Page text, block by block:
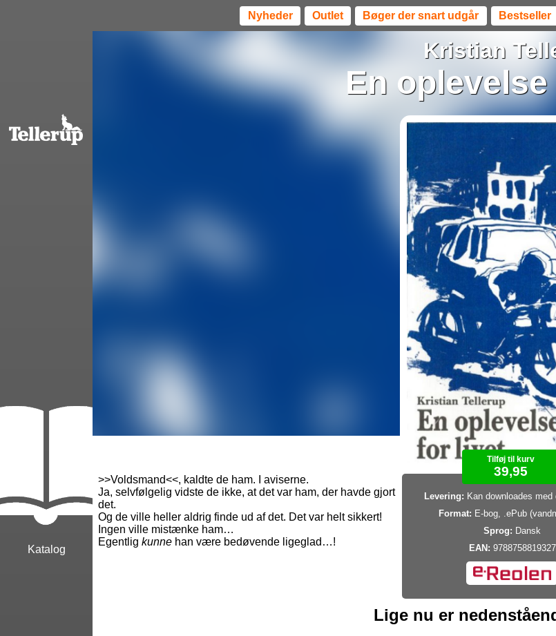
Nyheder Outlet Bøger der snart udgår Bestseller
Katalog
Kristian
En
Tilføj til kurv
39,95
Levering: Kan downloades
Format: E-bog, .ePub
Sprog: Dansk
EAN: 9788758819327
>>Voldsmand<<, kaldte de ham. I aviserne.
Ja, selvfølgelig vidste de ikke, at det var ham, der havde gjort
det.
Og de ville heller aldrig finde ud af det. Det var helt sikkert!
Ingen ville mistænke ham…
Egentlig kunnehan være bedøvende ligeglad…!
Lige nu er